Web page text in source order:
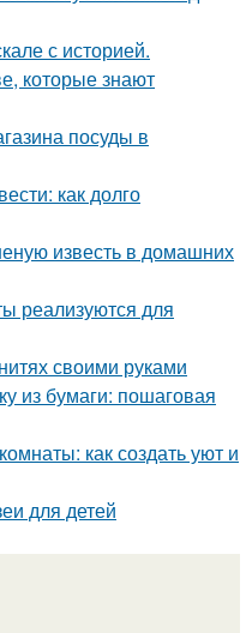
с историей.
которые знают
посуды в
как долго
известь в домашних
реализуются для
своими руками
из бумаги: пошаговая
как создать уют и
для детей